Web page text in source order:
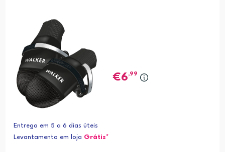
6,99
Entrega em 5 a 6 dias úteis
Levantamento em loja Grátis*